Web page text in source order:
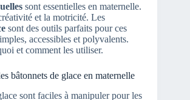
sont essentielles en maternelle.
et la motricité. Les
sont des outils parfaits pour ces
accessibles et polyvalents.
et comment les utiliser.
bâtonnets de glace en maternelle
sont faciles à manipuler pour les